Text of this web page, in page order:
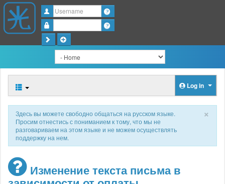
Username
Log in
×
Здесь вы можете свободно общаться на русском языке.
Просим отнестись с пониманием к тому, что мы не
разговариваем на этом языке и не можем осуществлять
поддержку на нем.
Изменение текста письма в